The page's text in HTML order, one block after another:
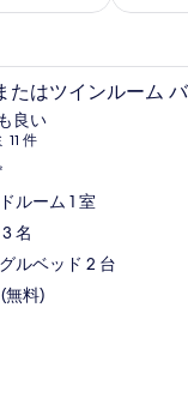
ノートパソコン用作業
たはツインルーム
良い
11 件
ルーム 1 室
名
ルベッド 2 台
無料)